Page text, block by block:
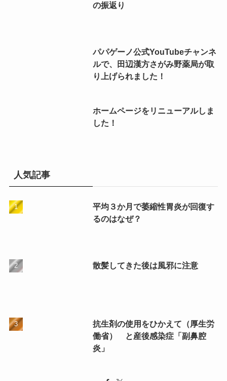
の振返り
パパゲーノ公式YouTubeチャンネ
ルで、田辺漢方さがみ野薬局が取
り上げられました！
ホームページをリニューアルしま
した！
人気記事
平均３か月で萎縮性胃炎が回復す
るのはなぜ？
散髪してきた後は風邪に注意
抗生剤の使用をひかえて（厚生労
働省） と産後感染症「副鼻腔
炎」